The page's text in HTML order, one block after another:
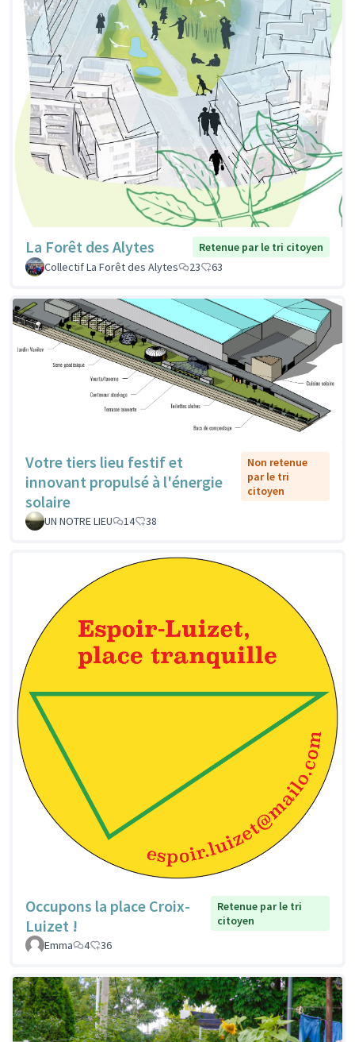
La Forêt des Alytes
Retenue par le tri citoyen
Collectif La Forêt des Alytes
23 63
Votre tiers lieu festif et
innovant propulsé à l'énergie
solaire
Non retenue
par le tri
citoyen
UN NOTRE LIEU 14 38
Occupons la place Croix-
Luizet !
Retenue par le tri
citoyen
Emma
4 36